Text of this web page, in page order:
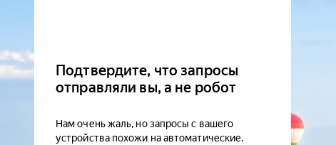
Подтвердите, что запросы
отправляли вы, а не робот
Нам очень жаль, но запросы с вашего
устройства похожи на автоматические.